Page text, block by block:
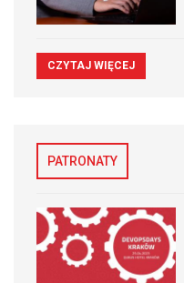
CZYTAJ WIĘCEJ
PATRONATY